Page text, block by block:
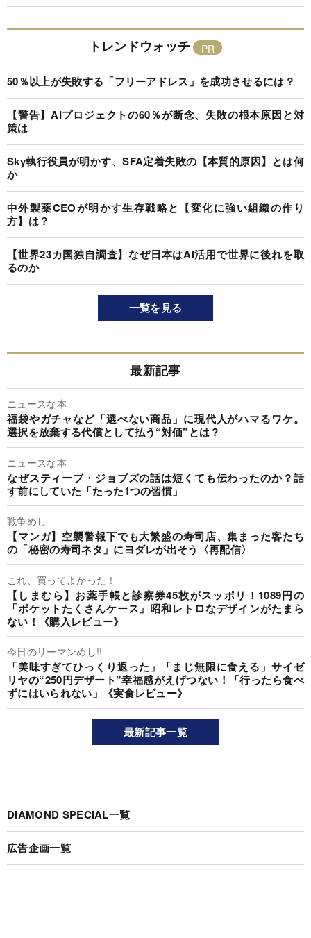
トレンドウォッチ
50％以上が失敗する「フリーアドレス」を成功させるには？
【警告】AIプロジェクトの60％が断念、失敗の根本原因と対
策は
Sky執行役員が明かす、SFA定着失敗の【本質的原因】とは何
か
中外製薬CEOが明かす生存戦略と【変化に強い組織の作り
方】は？
【世界23カ国独自調査】なぜ日本はAI活用で世界に後れを取
るのか
一覧を見る
最新記事
ニュースな本
福袋やガチャなど「選べない商品」に現代人がハマるワケ。
選択を放棄する代償として払う“対価”とは？
ニュースな本
なぜスティーブ・ジョブズの話は短くても伝わったのか？話
す前にしていた「たった1つの習慣」
戦争めし
【マンガ】空襲警報下でも大繁盛の寿司店、集まった客たち
の「秘密の寿司ネタ」にヨダレが出そう〈再配信〉
これ、買ってよかった！
【しまむら】お薬手帳と診察券45枚がスッポリ！1089円の
「ポケットたくさんケース」昭和レトロなデザインがたまら
ない！《購入レビュー》
今日のリーマンめし!!
「美味すぎてひっくり返った」「まじ無限に食える」サイゼ
リヤの“250円デザート”幸福感がえげつない！「行ったら食べ
ずにはいられない」《実食レビュー》
最新記事一覧
DIAMOND SPECIAL一覧
広告企画一覧